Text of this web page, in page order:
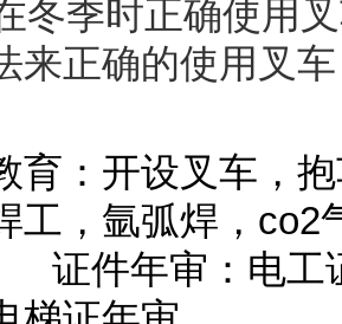
季时正确使用
来正确的使用叉
育：开设叉车，
工，氩弧焊，co2
：电工证，